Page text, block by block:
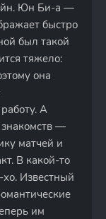
Юн Би-а —
быстро
был такой
тяжело:
она
А
—
матчей и
В какой-то
Известный
им